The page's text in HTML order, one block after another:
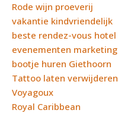
Rode wijn proeverij
vakantie kindvriendelijk
beste rendez-vous hotel
evenementen marketing
bootje huren Giethoorn
Tattoo laten verwijderen
Voyagoux
Royal Caribbean